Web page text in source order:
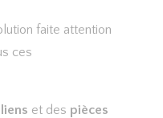
faite attention
ces
et des pièces